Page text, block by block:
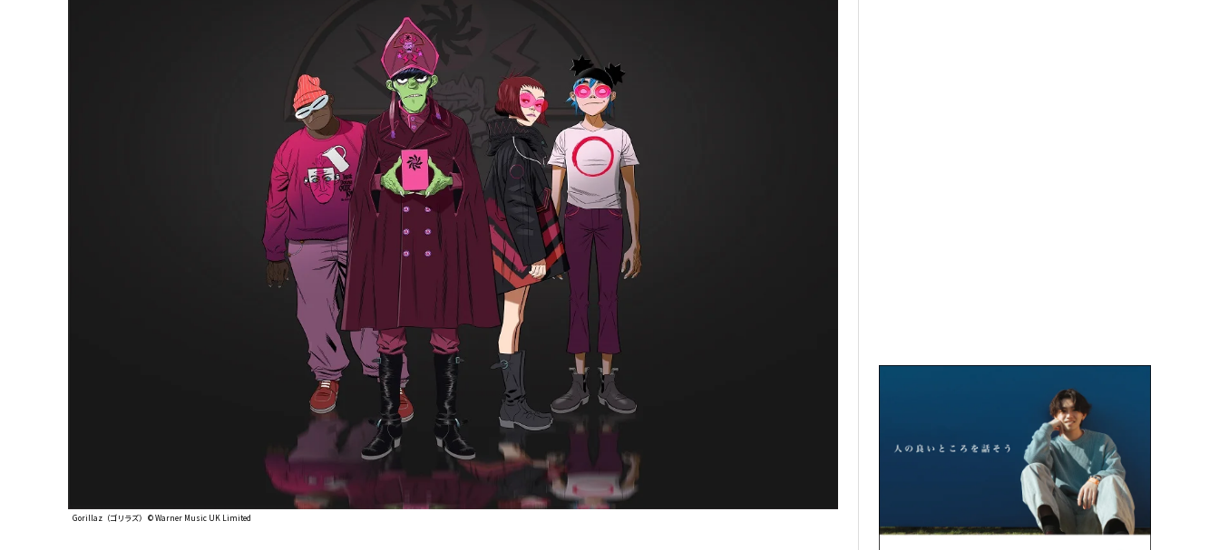
Gorillaz（ゴリラズ） ©︎ Warner Music UK Limited